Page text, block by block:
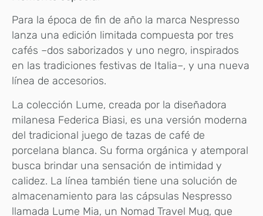
Para la época de fin de año la marca Nespresso
lanza una edición limitada compuesta por tres
cafés –dos saborizados y uno negro, inspirados
en las tradiciones festivas de Italia–, y una nueva
línea de accesorios.
La colección Lume, creada por la diseñadora
milanesa Federica Biasi, es una versión moderna
del tradicional juego de tazas de café de
porcelana blanca. Su forma orgánica y atemporal
busca brindar una sensación de intimidad y
calidez. La línea también tiene una solución de
almacenamiento para las cápsulas Nespresso
llamada Lume Mia, un Nomad Travel Mug, que